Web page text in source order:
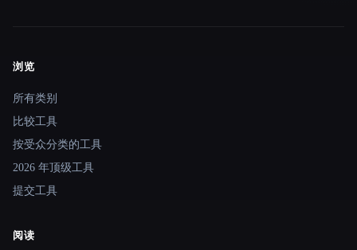
Site navigation
浏览
所有类别
比较工具
按受众分类的工具
2026 年顶级工具
提交工具
阅读